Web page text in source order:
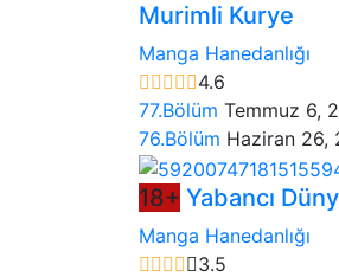
Murimli Kurye
Manga Hanedanlığı
4.6
77.Bölüm Temmuz 6,
76.Bölüm Haziran 26,
18+ Yabancı
Manga Hanedanlığı
3.5